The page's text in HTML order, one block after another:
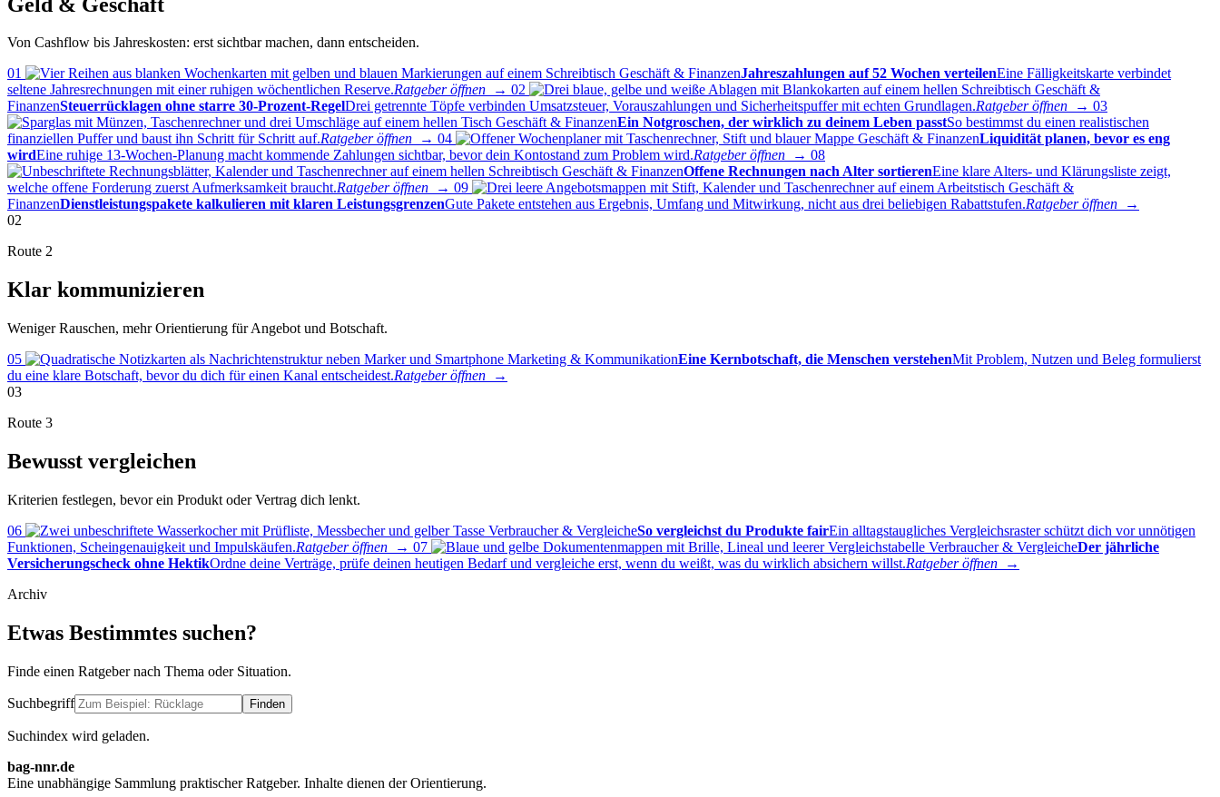
Von Cashflow bis Jahreskosten: erst sichtbar machen, dann entscheiden.
01
Geschäft & FinanzenJahreszahlungen auf 52 Wochen verteilenEine Fälligkeitskarte verbindet
seltene Jahresrechnungen mit einer ruhigen wöchentlichen Reserve.Ratgeber öffnen → 02
Geschäft &
FinanzenSteuerrücklagen ohne starre 30-Prozent-RegelDrei getrennte Töpfe verbinden Umsatzsteuer, Vorauszahlungen und Sicherheitspuffer mit echten Grundlagen.Ratgeber öffnen → 03
Geschäft & FinanzenEin Notgroschen, der wirklich zu deinem Leben passtSo bestimmst du einen realistischen
finanziellen Puffer und baust ihn Schritt für Schritt auf.Ratgeber öffnen → 04 Geschäft & FinanzenLiquidität planen, bevor es eng
wirdEine ruhige 13-Wochen-Planung macht kommende Zahlungen sichtbar, bevor dein Kontostand zum Problem wird.Ratgeber öffnen → 08
Geschäft & FinanzenOffene Rechnungen nach Alter sortierenEine klare Alters- und Klärungsliste zeigt,
welche offene Forderung zuerst Aufmerksamkeit braucht.Ratgeber öffnen → 09
Geschäft &
FinanzenDienstleistungspakete kalkulieren mit klaren LeistungsgrenzenGute Pakete entstehen aus Ergebnis, Umfang und Mitwirkung, nicht aus drei beliebigen Rabattstufen.Ratgeber öffnen →
02
Route 2
Klar kommunizieren
Weniger Rauschen, mehr Orientierung für Angebot und Botschaft.
05
Marketing & KommunikationEine Kernbotschaft, die Menschen verstehenMit Problem, Nutzen und Beleg formulierst
du eine klare Botschaft, bevor du dich für einen Kanal entscheidest.Ratgeber öffnen →
03
Route 3
Bewusst vergleichen
Kriterien festlegen, bevor ein Produkt oder Vertrag dich lenkt.
06
Verbraucher & VergleicheSo vergleichst du Produkte fairEin alltagstaugliches Vergleichsraster schützt dich vor unnötigen
Funktionen, Scheingenauigkeit und Impulskäufen.Ratgeber öffnen → 07 Verbraucher & VergleicheDer jährliche
Versicherungscheck ohne HektikOrdne deine Verträge, prüfe deinen heutigen Bedarf und vergleiche erst, wenn du weißt, was du wirklich absichern willst.Ratgeber öffnen →
Archiv
Etwas Bestimmtes suchen?
Finde einen Ratgeber nach Thema oder Situation.
Suchbegriff Finden
Suchindex wird geladen.
bag-nnr.de
Eine unabhängige Sammlung praktischer Ratgeber. Inhalte dienen der Orientierung.